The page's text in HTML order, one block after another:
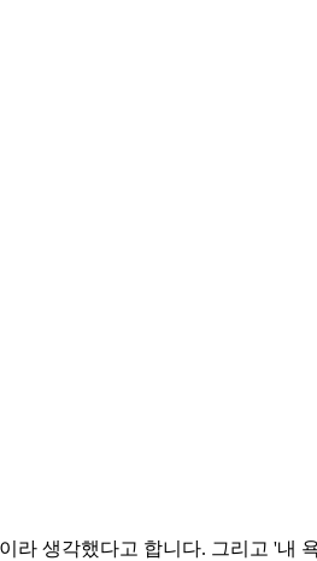
라 생각했다고 합니다. 그리고 '내